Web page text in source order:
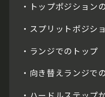
・トップポジション
・スプリットポジシ
・ランジでのトップ
・向き替えランジで